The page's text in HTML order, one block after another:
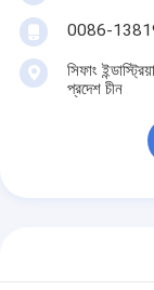
0086-
সিফাং
প্রদেশ চীন